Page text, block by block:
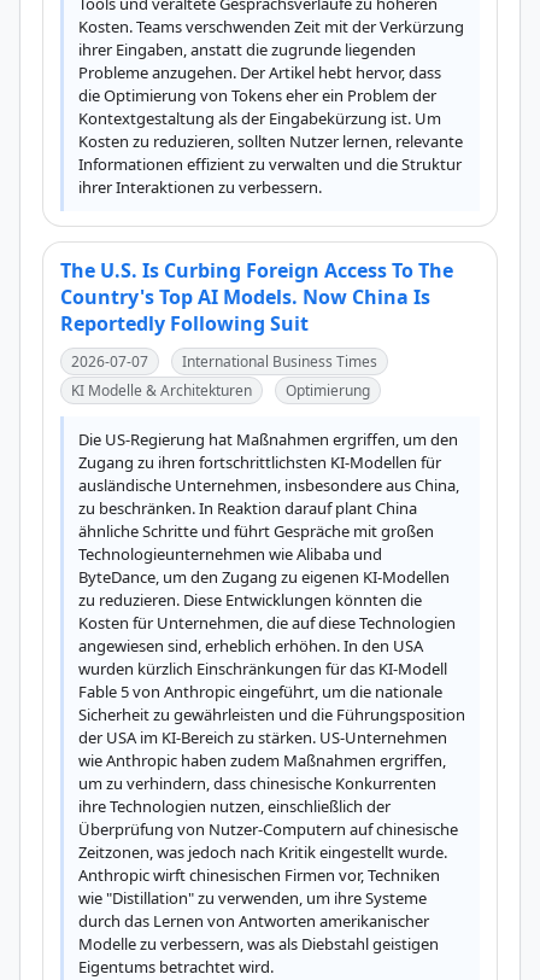
Kosten. Teams verschwenden Zeit mit der Verkürzung
ihrer Eingaben, anstatt die zugrunde liegenden
Probleme anzugehen. Der Artikel hebt hervor, dass
die Optimierung von Tokens eher ein Problem der
Kontextgestaltung als der Eingabekürzung ist. Um
Kosten zu reduzieren, sollten Nutzer lernen, relevante
Informationen effizient zu verwalten und die Struktur
ihrer Interaktionen zu verbessern.
The U.S. Is Curbing Foreign Access To The
Country's Top AI Models. Now China Is
Reportedly Following Suit
2026-07-07
International Business Times
KI Modelle & Architekturen
Optimierung
Die US-Regierung hat Maßnahmen ergriffen, um den
Zugang zu ihren fortschrittlichsten KI-Modellen für
ausländische Unternehmen, insbesondere aus China,
zu beschränken. In Reaktion darauf plant China
ähnliche Schritte und führt Gespräche mit großen
Technologieunternehmen wie Alibaba und
ByteDance, um den Zugang zu eigenen KI-Modellen
zu reduzieren. Diese Entwicklungen könnten die
Kosten für Unternehmen, die auf diese Technologien
angewiesen sind, erheblich erhöhen. In den USA
wurden kürzlich Einschränkungen für das KI-Modell
Fable 5 von Anthropic eingeführt, um die nationale
Sicherheit zu gewährleisten und die Führungsposition
der USA im KI-Bereich zu stärken. US-Unternehmen
wie Anthropic haben zudem Maßnahmen ergriffen,
um zu verhindern, dass chinesische Konkurrenten
ihre Technologien nutzen, einschließlich der
Überprüfung von Nutzer-Computern auf chinesische
Zeitzonen, was jedoch nach Kritik eingestellt wurde.
Anthropic wirft chinesischen Firmen vor, Techniken
wie "Distillation" zu verwenden, um ihre Systeme
durch das Lernen von Antworten amerikanischer
Modelle zu verbessern, was als Diebstahl geistigen
Eigentums betrachtet wird.